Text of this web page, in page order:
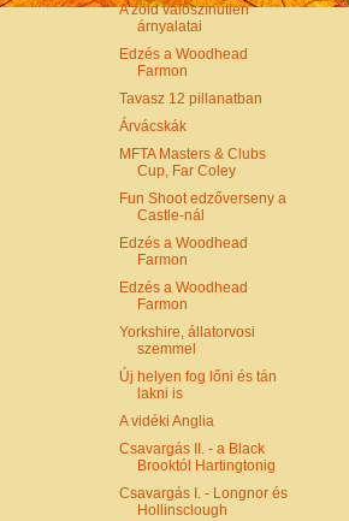
A zöld valószínűtlen
árnyalatai
Edzés a Woodhead
Farmon
Tavasz 12 pillanatban
Árvácskák
MFTA Masters & Clubs
Cup, Far Coley
Fun Shoot edzőverseny a
Castle-nál
Edzés a Woodhead
Farmon
Edzés a Woodhead
Farmon
Yorkshire, állatorvosi
szemmel
Új helyen fog lőni és tán
lakni is
A vidéki Anglia
Csavargás II. - a Black
Brooktól Hartingtonig
Csavargás I. - Longnor és
Hollinsclough